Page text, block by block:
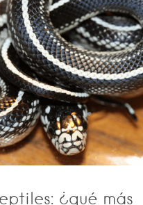
¿qué más